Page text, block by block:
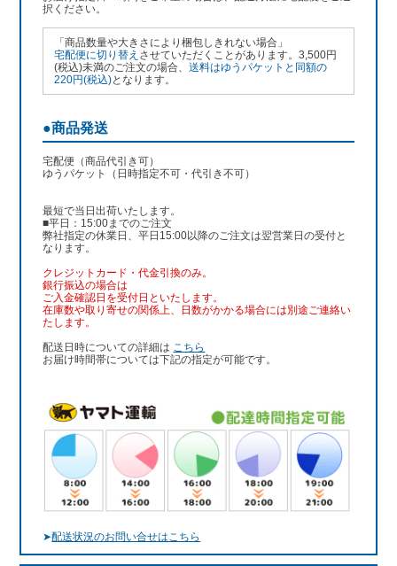
択ください。
「商品数量や大きさにより梱包しきれない場合」
宅配便に切り替え させていただくことがあります。3,500円
(税込)未満のご注文の場合、送料はゆうパケットと同額の
220円(税込)となります。
●商品発送
宅配便（商品代引き可）
ゆうパケット（日時指定不可・代引き不可）
最短で当日出荷いたします。
■平日：15:00までのご注文
弊社指定の休業日、平日15:00以降のご注文は翌営業日の受付と
なります。
クレジットカード・代金引換のみ。
銀行振込の場合は
ご入金確認日を受付日といたします。
在庫数や取り寄せの関係上、日数がかかる場合には別途ご連絡い
たします。
配送日時についての詳細は こちら
お届け時間帯については下記の指定が可能です。
➤配送状況のお問い合せはこちら